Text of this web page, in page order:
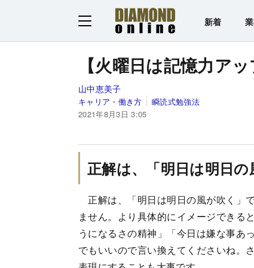
新着
【火曜日は記憶力ア
山中恵美子
キャリア・働き方
瞬読式勉強法
2021年8月3日 3:05
正解は、「明日は明日の
正解は、「明日は明日の風が吹く」
ません。より具体的にイメージできる
うになるさの精神」「今日は嫌な事あ
でもいいので言い換えてくださいね。